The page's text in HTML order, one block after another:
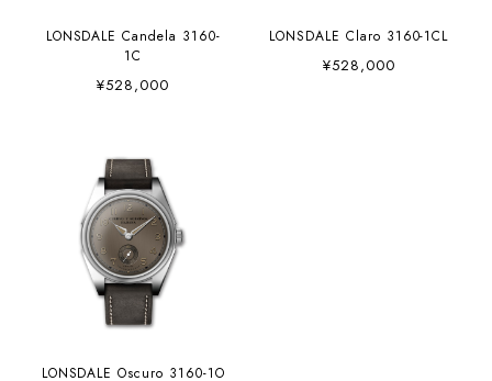
LONSDALE Candela 3160-
1C
¥528,000
LONSDALE Claro 3160-1CL
¥528,000
LONSDALE Oscuro 3160-1O